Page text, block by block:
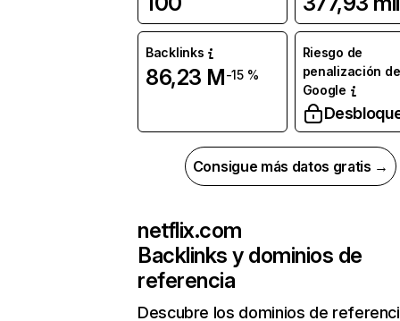
Backlinks
86,23 M-15 %
Riesgo de
penalización de
Google
Consigue más datos gratis →
netflix.com
Backlinks y dominios de
referencia
Descubre los dominios de